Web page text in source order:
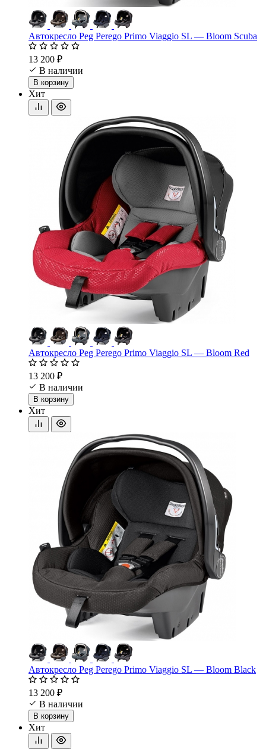
Автокресло Peg Perego Primo Viaggio SL — Bloom Scuba
13 200 ₽
В наличии
В корзину
Хит
Автокресло Peg Perego Primo Viaggio SL — Bloom Red
13 200 ₽
В наличии
В корзину
Хит
Автокресло Peg Perego Primo Viaggio SL — Bloom Black
13 200 ₽
В наличии
В корзину
Хит